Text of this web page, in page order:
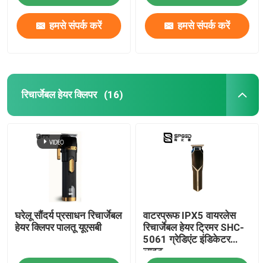
हमसे संपर्क करें हमसे संपर्क करें
रिचार्जेबल हेयर क्लिपर (16)
घरेलू सौंदर्य प्रसाधन रिचार्जेबल
हेयर क्लिपर पालतू यूएसबी
वाटरप्रूफ IPX5 वायरलेस
रिचार्जेबल हेयर ट्रिमर SHC-
5061 ग्रेडिएंट इंडिकेटर
लाइट